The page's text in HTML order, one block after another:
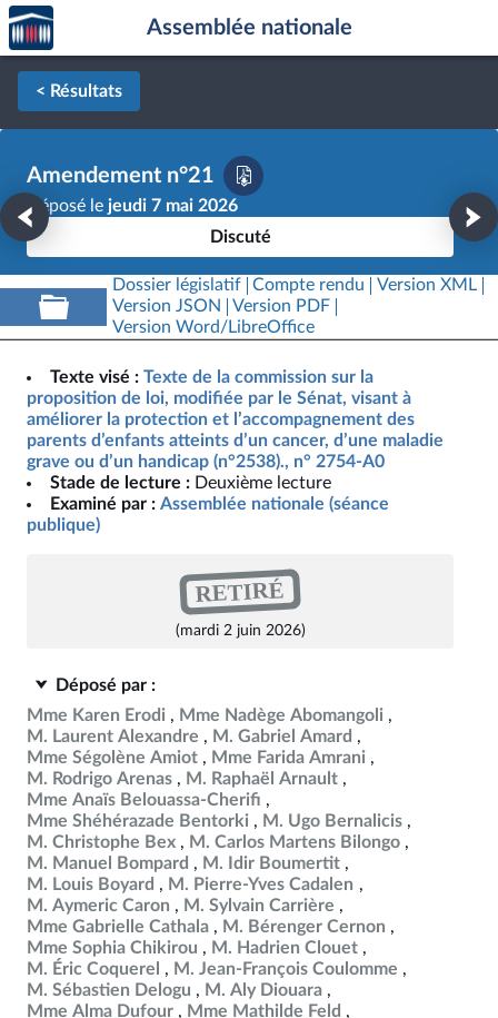
Aller au contenu
Aller en bas de la page
Accèder
à la
page
d'accueil
Assemblée nationale
< Résultats
Amendement n°21
Déposé le jeudi 7 mai 2026
Discuté
Dossier législatif Compte rendu
Version XML
Version JSON
Version PDF
Version Word/LibreOffice
Texte visé : Texte de la commission sur la
proposition de loi, modifiée par le Sénat, visant à
améliorer la protection et l’accompagnement des
parents d’enfants atteints d’un cancer, d’une maladie
grave ou d’un handicap (n°2538)., n° 2754-A0
Stade de lecture : Deuxième lecture
Examiné par : Assemblée nationale (séance
publique)
RETIRÉ
(mardi 2 juin 2026)
Déposé par :
Mme Karen Erodi
Mme Nadège Abomangoli
M. Laurent Alexandre
M. Gabriel Amard
Mme Ségolène Amiot
Mme Farida Amrani
M. Rodrigo Arenas
M. Raphaël Arnault
Mme Anaïs Belouassa-Cherifi
Mme Shéhérazade Bentorki
M. Ugo Bernalicis
M. Christophe Bex
M. Carlos Martens Bilongo
M. Manuel Bompard
M. Idir Boumertit
M. Louis Boyard
M. Pierre-Yves Cadalen
M. Aymeric Caron
M. Sylvain Carrière
Mme Gabrielle Cathala
M. Bérenger Cernon
Mme Sophia Chikirou
M. Hadrien Clouet
M. Éric Coquerel
M. Jean-François Coulomme
M. Sébastien Delogu
M. Aly Diouara
Mme Alma Dufour
Mme Mathilde Feld